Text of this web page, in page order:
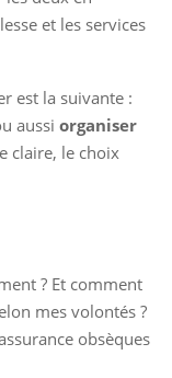
et les services
est la suivante :
aussi organiser
claire, le choix
? Et comment
mes volontés ?
obsèques